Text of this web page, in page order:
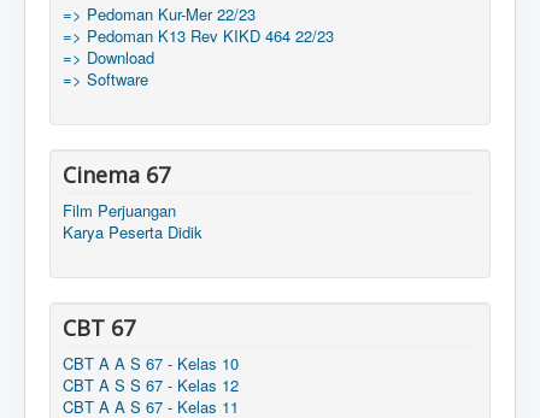
=> Pedoman Kur-Mer 22/23
=> Pedoman K13 Rev KIKD 464 22/23
=> Download
=> Software
Cinema 67
Film Perjuangan
Karya Peserta Didik
CBT 67
CBT A A S 67 - Kelas 10
CBT A S S 67 - Kelas 12
CBT A A S 67 - Kelas 11